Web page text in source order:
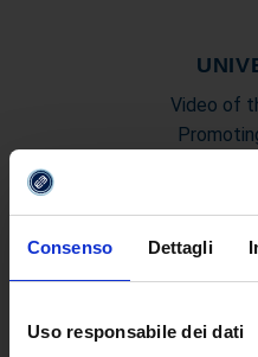
Consenso Dettagli
Uso responsabile dei dati
Video of
The reasons
Statute
Transparency Policy
Governing Bodies